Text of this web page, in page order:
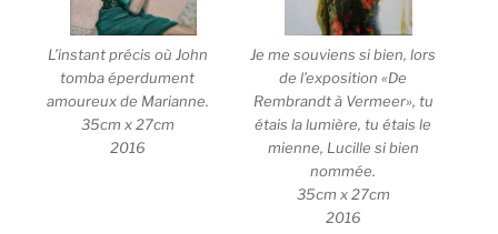
L’instant précis où John
tomba éperdument
amoureux de Marianne.
35cm x 27cm
2016
Je me souviens si bien, lors
de l’exposition «De
Rembrandt à Vermeer», tu
étais la lumière, tu étais le
mienne, Lucille si bien
nommée.
35cm x 27cm
2016